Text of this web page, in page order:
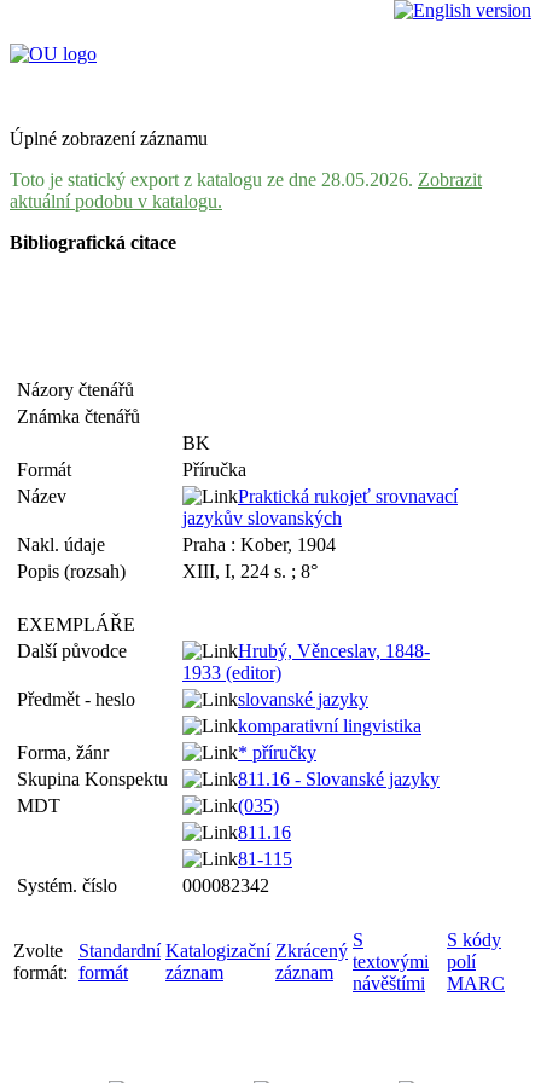
Úplné zobrazení záznamu
Toto je statický export z katalogu ze dne 28.05.2026. Zobrazit
aktuální podobu v katalogu.
Bibliografická citace
Názory čtenářů
Známka čtenářů
BK
Formát
Příručka
Název
Praktická rukojeť srovnavací
jazykův slovanských
Nakl. údaje
Praha : Kober, 1904
Popis (rozsah)
XIII, I, 224 s. ; 8°
EXEMPLÁŘE
Další původce
Hrubý, Věnceslav, 1848-
1933 (editor)
Předmět - heslo
slovanské jazyky
komparativní lingvistika
Forma, žánr
* příručky
Skupina Konspektu
811.16 - Slovanské jazyky
MDT
(035)
811.16
81-115
Systém. číslo
000082342
Zvolte
formát:
Standardní
formát
Katalogizační
záznam
Zkrácený
záznam
S
textovými
návěštími
S kódy
polí
MARC